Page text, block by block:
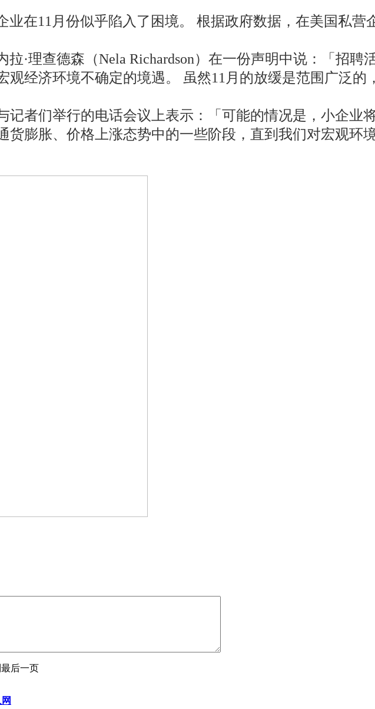
业在11月份似乎陷入了困境。 根据政府数据，在美国私营
拉·理查德森（Nela Richardson）在一份声明中说：「招
观经济环境不确定的境遇。 虽然11月的放缓是范围广泛的
记者们举行的电话会议上表示：「可能的情况是，小企业
货膨胀、价格上涨态势中的一些阶段，直到我们对宏观环
后一页